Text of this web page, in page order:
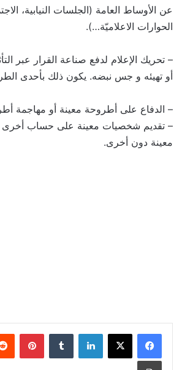
عن الأوساط العامة (الجلسات النيابية،
الحوارات الاعلاميّة…).
– تحريك الإعلام لدفع صناعة القرار عبر
أو تهيئه و جس نبضه. يكون ذلك بأحدى
– الدفاع على أطروحة معينة أو مهاجمة
– تقديم شخصيات معينة على حساب
معينة دون أخرى.
لينكدإن
طباعة